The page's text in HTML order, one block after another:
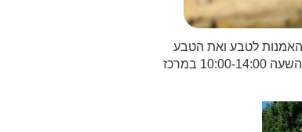
האמנות לטבע ואת הטבע
לאמנות: מגוון רחב של סדנאות, סיורים, מופע מחול, פיסול, ציור, מסלולי הליכה ברגליים יחפות ועוד. האירוע יתקיים ביום שבת 20/05/2023 מהשעה 10:00-14:00 במרכז